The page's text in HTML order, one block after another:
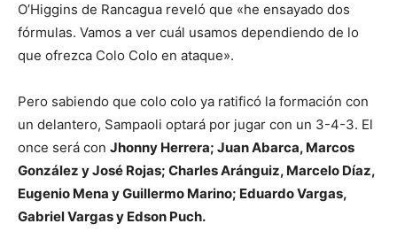
O’Higgins de Rancagua reveló que «he ensayado dos
fórmulas. Vamos a ver cuál usamos dependiendo de lo
que ofrezca Colo Colo en ataque».
Pero sabiendo que colo colo ya ratificó la formación con
un delantero, Sampaoli optará por jugar con un 3-4-3. El
once será con Jhonny Herrera; Juan Abarca, Marcos
González y José Rojas; Charles Aránguiz, Marcelo Díaz,
Eugenio Mena y Guillermo Marino; Eduardo Vargas,
Gabriel Vargas y Edson Puch.